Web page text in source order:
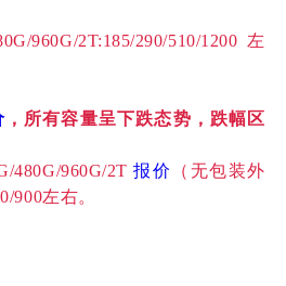
960G/2T:185/290/510/1200左
，所有容量呈下跌态势，跌幅区
480G/960G/2T报价
（无包装外
900左右。